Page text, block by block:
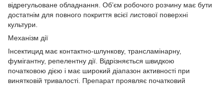
відрегульоване обладнання. Об’єм робочого розчину має бути
достатнім для повного покриття всієї листової поверхні
культури.
Механізм дії
Інсектицид має контактно-шлункову, трансламінарну,
фумігантну, репелентну дії. Відрізняється швидкою
початковою дією і має широкий діапазон активності при
винятковій тривалості. Препарат проявляє початковий